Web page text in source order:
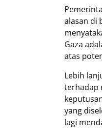
alasan di
Gaza
atas
Lebih
terhadap
yang
lagi